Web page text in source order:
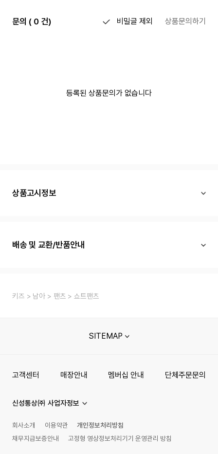
문의 ( 0 건) 비밀글 제외 상품문의하기
등록된 상품문의가 없습니다
상품고시정보
배송 및 교환/반품안내
키즈 남아 팬츠 쇼트팬츠
SITEMAP
고객센터 매장안내 멤버십 안내 단체주문문의
신성통상㈜ 사업자정보
회사소개 이용약관
개인정보처리방침
채무지급보증안내
고정형 영상정보처리기기 운영관리 방침